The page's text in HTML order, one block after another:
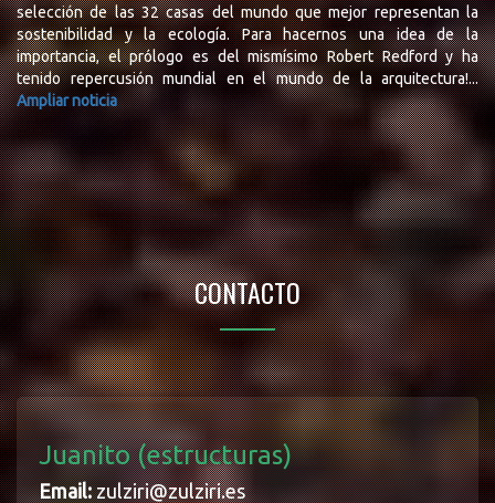
selección de las 32 casas del mundo que mejor representan la
sostenibilidad y la ecología. Para hacernos una idea de la
importancia, el prólogo es del mismísimo Robert Redford y ha
tenido repercusión mundial en el mundo de la arquitectura!...
Ampliar noticia
CONTACTO
Juanito (estructuras)
Email: zulziri@zulziri.es